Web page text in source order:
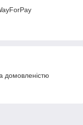
домовленістю